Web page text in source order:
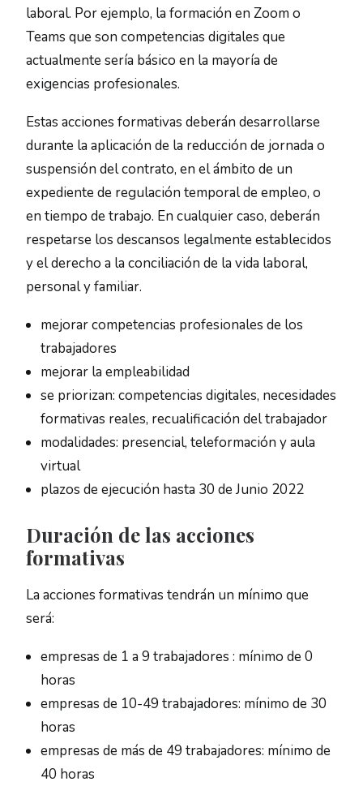
laboral. Por ejemplo, la formación en Zoom o
Teams que son competencias digitales que
actualmente sería básico en la mayoría de
exigencias profesionales.
Estas acciones formativas deberán desarrollarse
durante la aplicación de la reducción de jornada o
suspensión del contrato, en el ámbito de un
expediente de regulación temporal de empleo, o
en tiempo de trabajo. En cualquier caso, deberán
respetarse los descansos legalmente establecidos
y el derecho a la conciliación de la vida laboral,
personal y familiar.
mejorar competencias profesionales de los
trabajadores
mejorar la empleabilidad
se priorizan: competencias digitales, necesidades
formativas reales, recualificación del trabajador
modalidades: presencial, teleformación y aula
virtual
plazos de ejecución hasta 30 de Junio 2022
Duración de las acciones
formativas
La acciones formativas tendrán un mínimo que
será:
empresas de 1 a 9 trabajadores : mínimo de 0
horas
empresas de 10-49 trabajadores: mínimo de 30
horas
empresas de más de 49 trabajadores: mínimo de
40 horas